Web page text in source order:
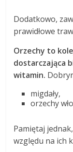
Dodatkowo,
prawidłowe
Orzechy to
dostarczająca
witamin.
migdały,
orzechy
Pamiętaj
względu na ich